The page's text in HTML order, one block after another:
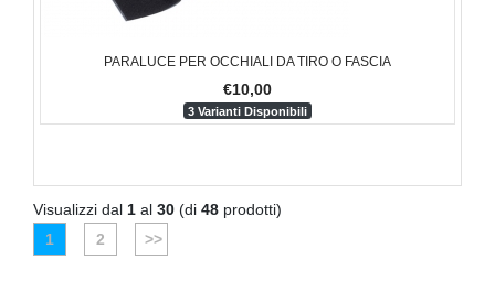
PARALUCE PER OCCHIALI DA TIRO O FASCIA
€10,00
3 Varianti Disponibili
Visualizzi dal 1 al 30 (di 48 prodotti)
1
2 >>